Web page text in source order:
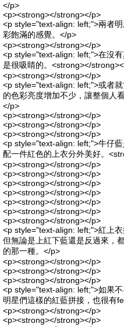
</p>
<p><strong></strong></p>
<p style="text-align: left;">兩者
彩飽滿的感覺。</p>
<p><strong></strong></p>
<p style="text-align: left;">在沒
是很吸睛的。<strong></
<p><strong></strong></p>
<p style="text-align: left;">或者
的色彩亮度增加不少，讓整個人
</p>
<p><strong></strong></p>
<p><strong></strong></p>
<p><strong></strong></p>
<p style="text-align: left;">牛仔
配一件紅色的上衣分外美好。
<p><strong></strong></p>
<p><strong></strong></p>
<p><strong></strong></p>
<p><strong></strong></p>
<p><strong></strong></p>
<p><strong></strong></p>
<p><strong></strong></p>
<p style="text-align: left;">紅上
但無論是上紅下藍還是反過來，
的那一種。</p>
<p><strong></strong></p>
<p><strong></strong></p>
<p><strong></strong></p>
<p style="text-align: left;">如果
明星們這樣的紅藍拼接，也很有
<p><strong></strong></p>
<p><strong></strong></p>